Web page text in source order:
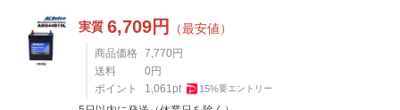
実質 6,709円 （最安値）
商品価格 7,770 円
送料
0 円
ポイント
1,061pt 15%要エントリー